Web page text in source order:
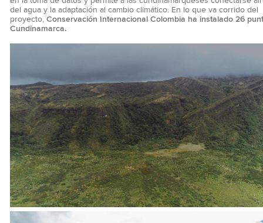
del agua y la adaptación al cambio climático. En lo que va corrido del
proyecto, Conservación Internacional Colombia ha instalado 26
Cundinamarca.